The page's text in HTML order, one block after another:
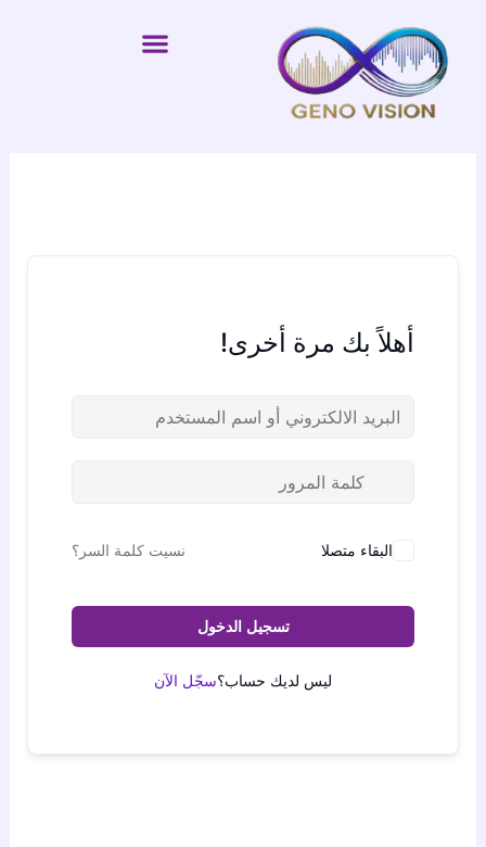
المحتوى
أهلاً بك مرة أخرى!
البقاء متصلا نسيت كلمة السر؟
تسجيل الدخول
ليس لديك حساب؟سجّل الآن